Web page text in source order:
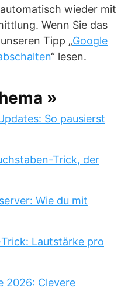
wieder mit
Wenn Sie das
Tipp „Google
“ lesen.
»
So pausierst
Trick, der
Wie du mit
Lautstärke pro
2026: Clevere